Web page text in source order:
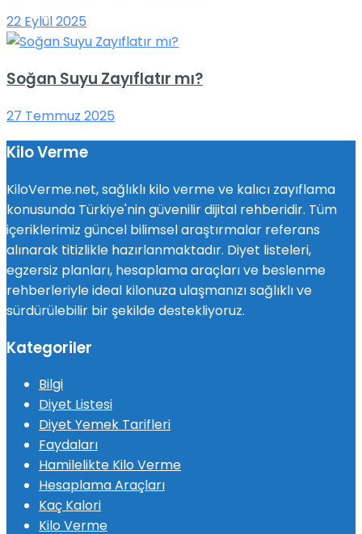
22 Eylül 2025
Soğan Suyu Zayıflatır mı?
27 Temmuz 2025
Kilo Verme
KiloVerme.net, sağlıklı kilo verme ve kalıcı zayıflama
konusunda Türkiye'nin güvenilir dijital rehberidir. Tüm
içeriklerimiz güncel bilimsel araştırmalar referans
alınarak titizlikle hazırlanmaktadır. Diyet listeleri,
egzersiz planları, hesaplama araçları ve beslenme
rehberleriyle ideal kilonuza ulaşmanızı sağlıklı ve
sürdürülebilir bir şekilde destekliyoruz.
Kategoriler
Bilgi
Diyet Listesi
Diyet Yemek Tarifleri
Faydaları
Hamilelikte Kilo Verme
Hesaplama Araçları
Kaç Kalori
Kilo Verme